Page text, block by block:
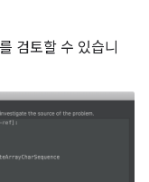
검토할 수 있습니